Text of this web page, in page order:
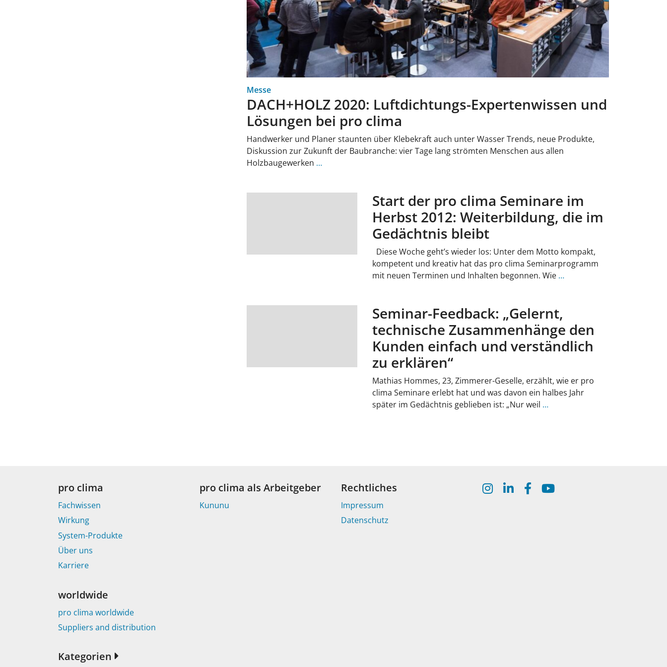
Messe
DACH+HOLZ 2020: Luftdichtungs-Expertenwissen und
Lösungen bei pro clima
Handwerker und Planer staunten über Klebekraft auch unter Wasser Trends, neue Produkte,
Diskussion zur Zukunft der Baubranche: vier Tage lang strömten Menschen aus allen
Holzbaugewerken …
Start der pro clima Seminare im
Herbst 2012: Weiterbildung, die im
Gedächtnis bleibt
Diese Woche geht’s wieder los: Unter dem Motto kompakt,
kompetent und kreativ hat das pro clima Seminarprogramm
mit neuen Terminen und Inhalten begonnen. Wie …
Seminar-Feedback: „Gelernt,
technische Zusammenhänge den
Kunden einfach und verständlich
zu erklären“
Mathias Hommes, 23, Zimmerer-Geselle, erzählt, wie er pro
clima Seminare erlebt hat und was davon ein halbes Jahr
später im Gedächtnis geblieben ist: „Nur weil …
pro clima
Fachwissen
Wirkung
System-Produkte
Über uns
Karriere
worldwide
pro clima worldwide
Suppliers and distribution
pro clima als Arbeitgeber
Kununu
Rechtliches
Impressum
Datenschutz
Kategorien